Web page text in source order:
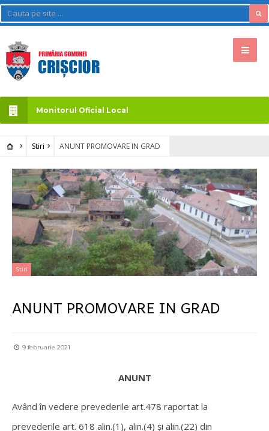
Monitorul Oficial Local
Stiri ANUNT PROMOVARE IN GRAD
Stiri
ANUNT PROMOVARE IN GRAD
9 februarie 2021
ANUNT
Având în vedere prevederile art.478 raportat la
prevederile art. 618 alin.(1), alin.(4) și alin.(22) din